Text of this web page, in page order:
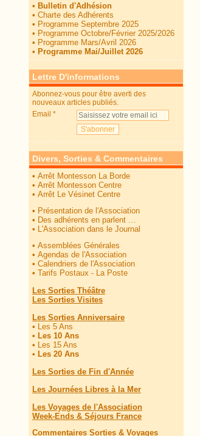
• Bulletin d'Adhésion
• Charte des Adhérents
• Programme Septembre 2025
• Programme Octobre/Février 2025/2026
• Programme Mars/Avril 2026
• Programme Mai/Juillet 2026
Lettre D'informations
Abonnez-vous pour être averti des
nouveaux articles publiés.
Email
Divers, Sorties & Commentaires
• Arrêt Montesson La Borde
• Arrêt Montesson Centre
• Arrêt Le Vésinet Centre
• Présentation de l'Association
• Des adhérents en parlent …
• L'Association dans le Journal
• Assemblées Générales
• Agendas de l'Association
• Calendriers de l'Association
• Tarifs Postaux - La Poste
Les Sorties Théâtre
Les Sorties Visites
Les Sorties Anniversaire
• Les 5 Ans
• Les 10 Ans
• Les 15 Ans
• Les 20 Ans
Les Sorties de Fin d'Année
Les Journées Libres à la Mer
Les Voyages de l'Association
Week-Ends & Séjours France
Commentaires Sorties & Voyages